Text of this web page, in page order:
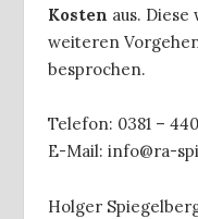
Kosten aus.
weiteren
besprochen.
Telefon: 0381 –
E-Mail: info@ra-
Holger